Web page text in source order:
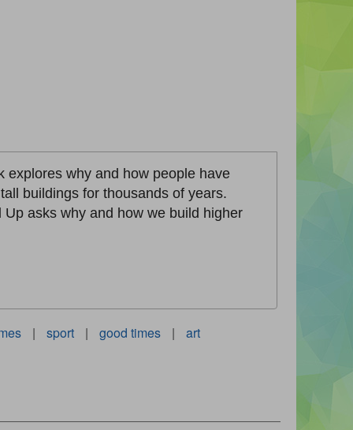
explores why and how people have
buildings for thousands of years.
asks why and how we build higher
| sport | good times | art